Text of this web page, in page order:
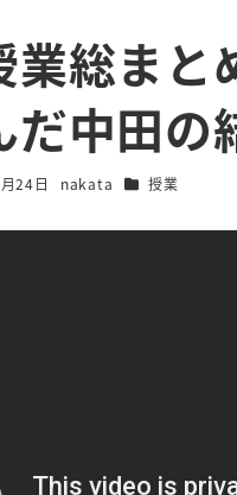
業総ま
中田の
24日
著
nakata カテゴリー
授業